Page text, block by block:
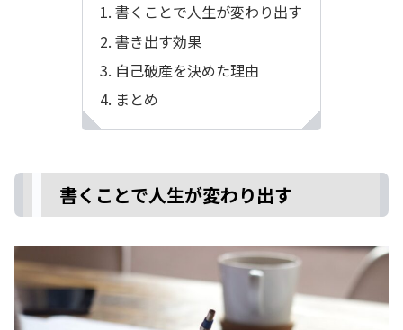
書くことで人生が変わり出す
書き出す効果
自己破産を決めた理由
まとめ
書くことで人生が変わり出す